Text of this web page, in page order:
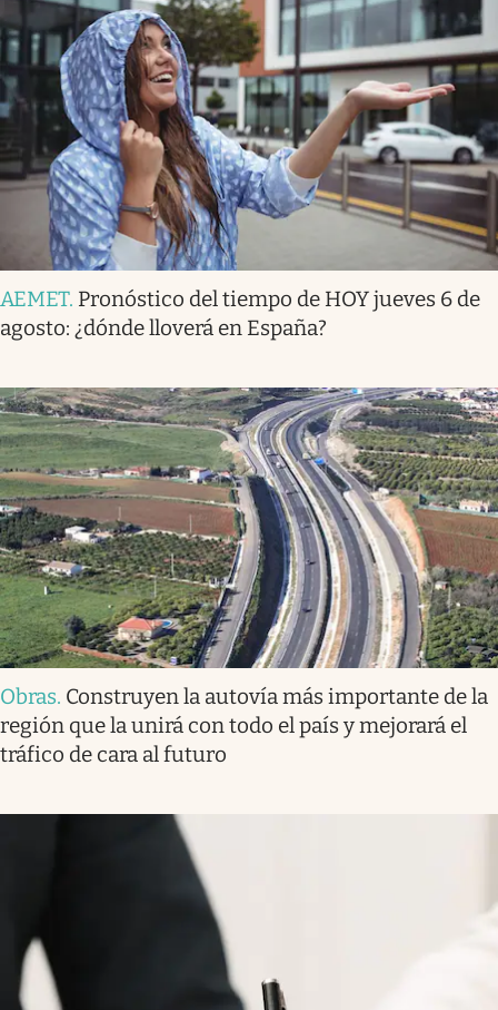
AEMET. Pronóstico del tiempo de HOY jueves 6 de
agosto: ¿dónde lloverá en España?
Obras. Construyen la autovía más importante de la
región que la unirá con todo el país y mejorará el
tráfico de cara al futuro